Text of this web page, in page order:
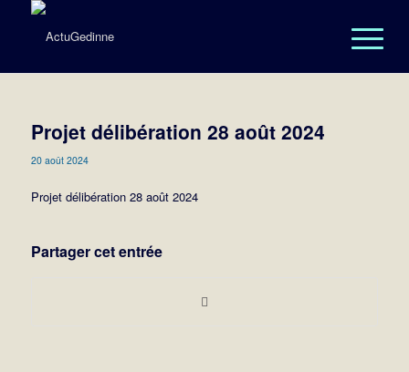
Projet délibération 28 août 2024
20 août 2024
Projet délibération 28 août 2024
Partager cet entrée